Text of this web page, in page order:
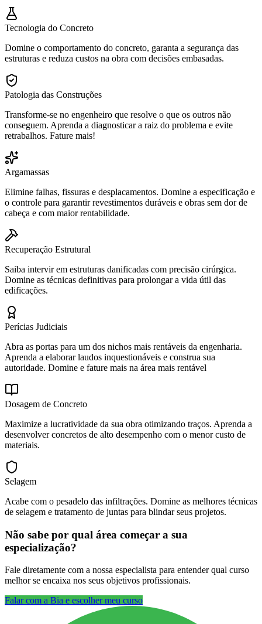
Tecnologia do Concreto
Domine o comportamento do concreto, garanta a segurança das
estruturas e reduza custos na obra com decisões embasadas.
Patologia das Construções
Transforme-se no engenheiro que resolve o que os outros não
conseguem. Aprenda a diagnosticar a raiz do problema e evite
retrabalhos. Fature mais!
Argamassas
Elimine falhas, fissuras e desplacamentos. Domine a especificação e
o controle para garantir revestimentos duráveis e obras sem dor de
cabeça e com maior rentabilidade.
Recuperação Estrutural
Saiba intervir em estruturas danificadas com precisão cirúrgica.
Domine as técnicas definitivas para prolongar a vida útil das
edificações.
Perícias Judiciais
Abra as portas para um dos nichos mais rentáveis da engenharia.
Aprenda a elaborar laudos inquestionáveis e construa sua
autoridade. Domine e fature mais na área mais rentável
Dosagem de Concreto
Maximize a lucratividade da sua obra otimizando traços. Aprenda a
desenvolver concretos de alto desempenho com o menor custo de
materiais.
Selagem
Acabe com o pesadelo das infiltrações. Domine as melhores técnicas
de selagem e tratamento de juntas para blindar seus projetos.
Não sabe por qual área começar a sua
especialização?
Fale diretamente com a nossa especialista para entender qual curso
melhor se encaixa nos seus objetivos profissionais.
Falar com a Bia e escolher meu curso